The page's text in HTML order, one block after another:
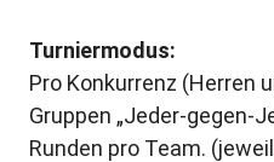
Turniermodus:
Pro Konkurrenz (Herren
Gruppen „Jeder-gegen-
Runden pro Team.